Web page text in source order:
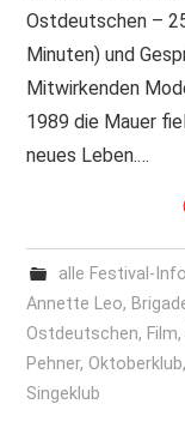
Ostdeutschen –
Minuten) und
Mitwirkenden
1989 die Mauer
neues Leben.…
alle Festival-
Annette Leo,
Ostdeutschen, Film
Pehner,Oktoberklub
Singeklub